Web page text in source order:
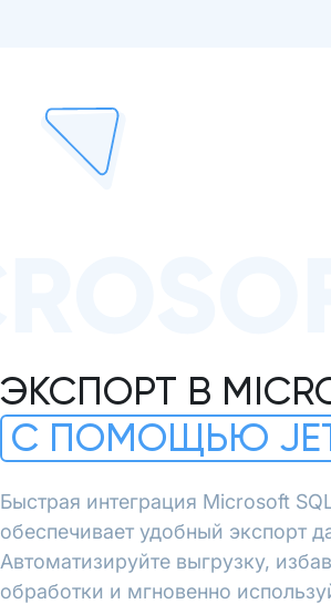
ЭКСПОРТ В
С ПОМОЩЬЮ
Быстрая интеграция Microsoft
обеспечивает удобный экспорт
Автоматизируйте выгрузку,
обработки и мгновенно